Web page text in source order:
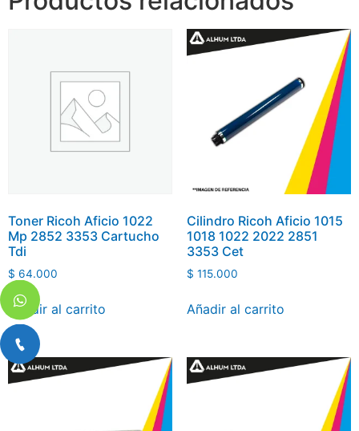
Toner Ricoh Aficio 1022
Mp 2852 3353 Cartucho
Tdi
$ 64.000
Añadir al carrito
Cilindro Ricoh Aficio 1015
1018 1022 2022 2851
3353 Cet
$ 115.000
Añadir al carrito